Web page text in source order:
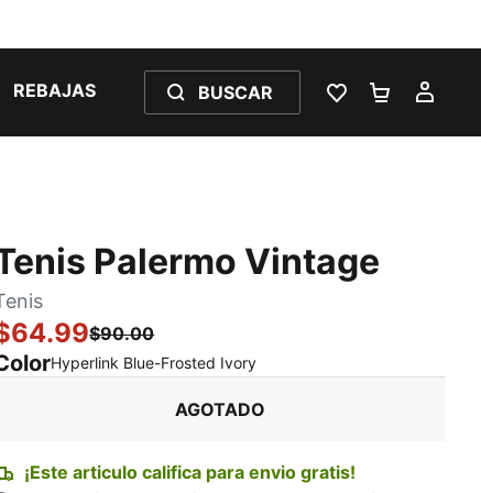
REBAJAS BUSCAR
LISTA DE
Palermo Vintage
$90.00
Hyperlink Blue-Frosted Ivory:
AGOTADO
¡Este articulo califica para envio gratis!